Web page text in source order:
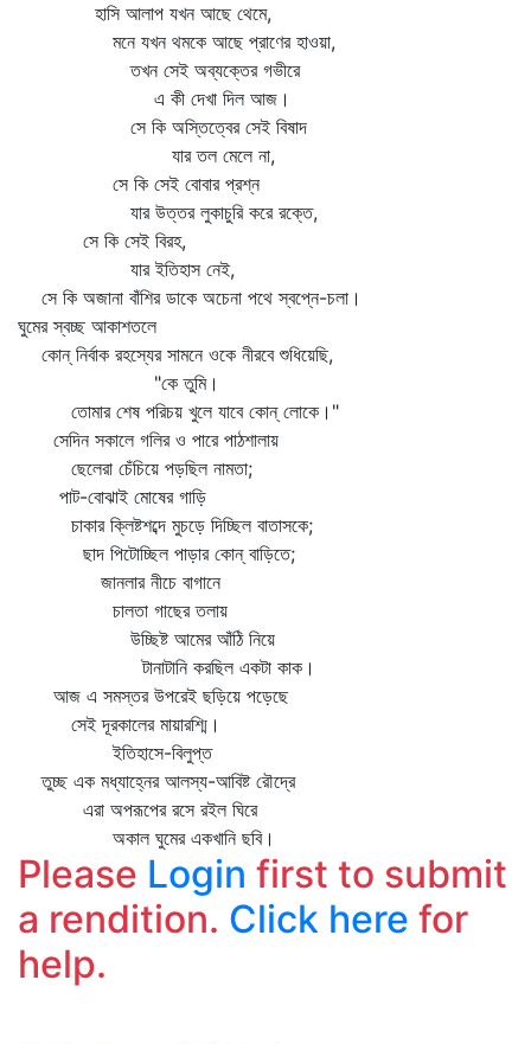
হাসি আলাপ যখন আছে থেমে,
মনে যখন থমকে আছে প্রাণের হাওয়া,
তখন সেই অব্যক্তের গভীরে
এ কী দেখা দিল আজ।
সে কি অস্তিত্বের সেই বিষাদ
যার তল মেলে না,
সে কি সেই বোবার প্রশ্ন
যার উত্তর লুকাচুরি করে রক্তে,
সে কি সেই বিরহ,
যার ইতিহাস নেই,
সে কি অজানা বাঁশির ডাকে অচেনা পথে স্বপ্নে-চলা।
ঘুমের স্বচ্ছ আকাশতলে
কোন্‌ নির্বাক রহস্যের সামনে ওকে নীরবে শুধিয়েছি,
"কে তুমি।
তোমার শেষ পরিচয় খুলে যাবে কোন্‌ লোকে।"
সেদিন সকালে গলির ও পারে পাঠশালায়
ছেলেরা চেঁচিয়ে পড়ছিল নামতা;
পাট-বোঝাই মোষের গাড়ি
চাকার ক্লিষ্টশব্দে মুচড়ে দিচ্ছিল বাতাসকে;
ছাদ পিটোচ্ছিল পাড়ার কোন্‌ বাড়িতে;
জানলার নীচে বাগানে
চালতা গাছের তলায়
উচ্ছিষ্ট আমের আঁঠি নিয়ে
টানাটানি করছিল একটা কাক।
আজ এ সমস্তর উপরেই ছড়িয়ে পড়েছে
সেই দূরকালের মায়ারশ্মি।
ইতিহাসে-বিলুপ্ত
তুচ্ছ এক মধ্যাহ্নের আলস্য-আবিষ্ট রৌদ্রে
এরা অপরূপের রসে রইল ঘিরে
অকাল ঘুমের একখানি ছবি।
Please Login first to submit
a rendition. Click here for
help.